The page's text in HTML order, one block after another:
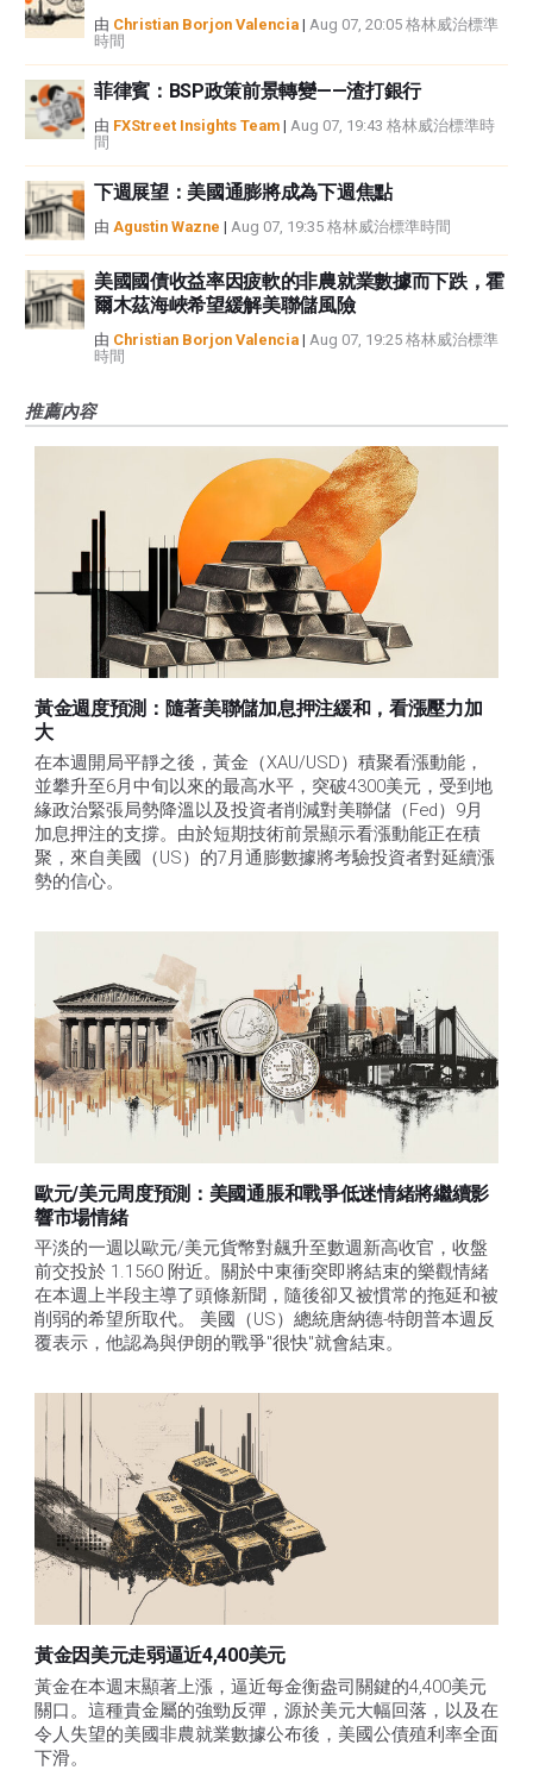
由 Christian Borjon Valencia | Aug 07, 20:05 格林威治標準
時間
菲律賓：BSP政策前景轉變——渣打銀行
由 FXStreet Insights Team | Aug 07, 19:43 格林威治標準時
間
下週展望：美國通膨將成為下週焦點
由 Agustin Wazne | Aug 07, 19:35 格林威治標準時間
美國國債收益率因疲軟的非農就業數據而下跌，霍
爾木茲海峽希望緩解美聯儲風險
由 Christian Borjon Valencia | Aug 07, 19:25 格林威治標準
時間
推薦內容
黃金週度預測：隨著美聯儲加息押注緩和，看漲壓力加
大
在本週開局平靜之後，黃金（XAU/USD）積聚看漲動能，
並攀升至6月中旬以來的最高水平，突破4300美元，受到地
緣政治緊張局勢降溫以及投資者削減對美聯儲（Fed）9月
加息押注的支撐。由於短期技術前景顯示看漲動能正在積
聚，來自美國（US）的7月通膨數據將考驗投資者對延續漲
勢的信心。
歐元/美元周度預測：美國通脹和戰爭低迷情緒將繼續影
響市場情緒
平淡的一週以歐元/美元貨幣對飆升至數週新高收官，收盤
前交投於 1.1560 附近。關於中東衝突即將結束的樂觀情緒
在本週上半段主導了頭條新聞，隨後卻又被慣常的拖延和被
削弱的希望所取代。 美國（US）總統唐納德-特朗普本週反
覆表示，他認為與伊朗的戰爭"很快"就會結束。
黃金因美元走弱逼近4,400美元
黃金在本週末顯著上漲，逼近每金衡盎司關鍵的4,400美元
關口。這種貴金屬的強勁反彈，源於美元大幅回落，以及在
令人失望的美國非農就業數據公布後，美國公債殖利率全面
下滑。